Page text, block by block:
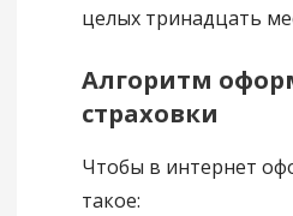
целых тринадцать
Алгоритм
страховки
Чтобы в интернет
такое: